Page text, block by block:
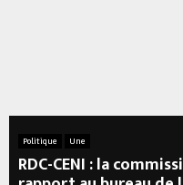
Politique Une
RDC-CENI : la